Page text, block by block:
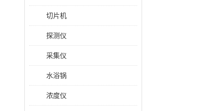
切片机
探测仪
采集仪
水浴锅
浓度仪